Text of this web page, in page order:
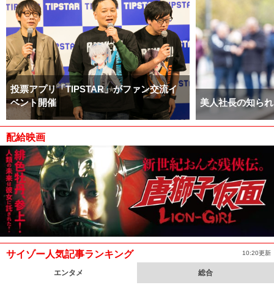
投票アプリ「TIPSTAR」がファン交流イ
ベント開催
美人社長の知ら
配給映画
サイゾー人気記事ランキング 10:20更新
エンタメ 総合